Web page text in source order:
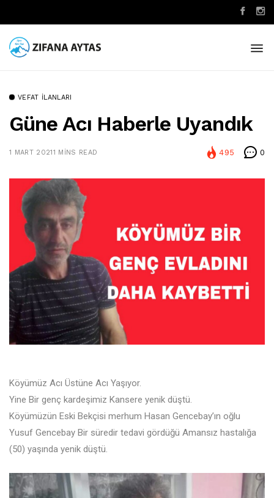
VEFAT İLANLARI
Güne Acı Haberle Uyandık
1 MART 20211 MINS READ 495 0
Köyümüz Acı Üstüne Acı Yaşıyor.
Yine Bir genç kardeşimiz Kansere yenik düştü.
Köyümüzün Eski Bekçisi merhum Hasan Gencebay’ın oğlu
Yusuf Gencebay Bir süredir tedavi gördüğü Amansız hastalığa
(50) yaşında yenik düştü.